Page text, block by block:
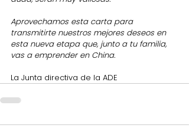
Aprovechamos esta carta para
transmitirte nuestros mejores deseos en
esta nueva etapa que, junto a tu familia,
vas a emprender en China.
La Junta directiva de la ADE